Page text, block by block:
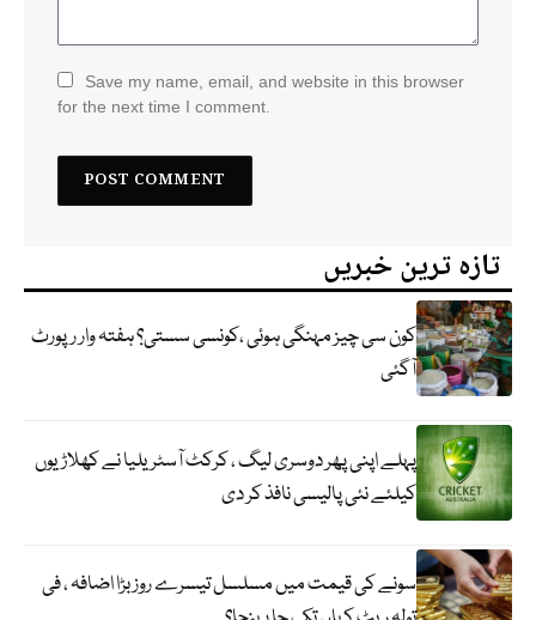
Save my name, email, and website in this browser
for the next time I comment.
تازہ ترین خبریں
کون سی چیز مہنگی ہوئی ،کونسی سستی؟ ہفتہ وار رپورٹ
آگئی
پہلے اپنی پھر دوسری لیگ ، کرکٹ آسٹریلیا نے کھلاڑیوں
کیلئے نئی پالیسی نافذ کر دی
سونے کی قیمت میں مسلسل تیسرے روز بڑا اضافہ ، فی